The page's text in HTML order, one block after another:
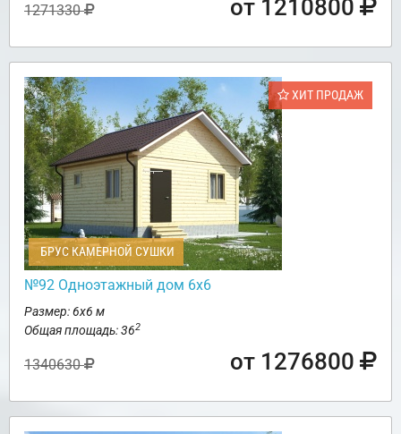
1271330 от 1210800
ХИТ ПРОДАЖ
БРУС КАМЕРНОЙ СУШКИ
№92 Одноэтажный дом 6х6
Размер: 6х6 м
Общая площадь: 362
1340630 от 1276800